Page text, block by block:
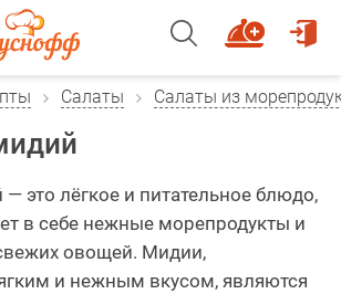
Салаты Салаты из
это лёгкое и питательное блюдо,
в себе нежные морепродукты и
овощей. Мидии,
и нежным вкусом, являются